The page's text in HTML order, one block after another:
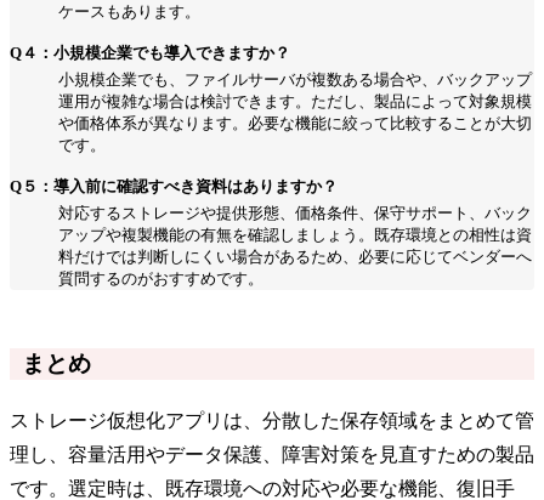
ケースもあります。
Q４：小規模企業でも導入できますか？
小規模企業でも、ファイルサーバが複数ある場合や、バックアップ
運用が複雑な場合は検討できます。ただし、製品によって対象規模
や価格体系が異なります。必要な機能に絞って比較することが大切
です。
Q５：導入前に確認すべき資料はありますか？
対応するストレージや提供形態、価格条件、保守サポート、バック
アップや複製機能の有無を確認しましょう。既存環境との相性は資
料だけでは判断しにくい場合があるため、必要に応じてベンダーへ
質問するのがおすすめです。
まとめ
ストレージ仮想化アプリは、分散した保存領域をまとめて管
理し、容量活用やデータ保護、障害対策を見直すための製品
です。選定時は、既存環境への対応や必要な機能、復旧手